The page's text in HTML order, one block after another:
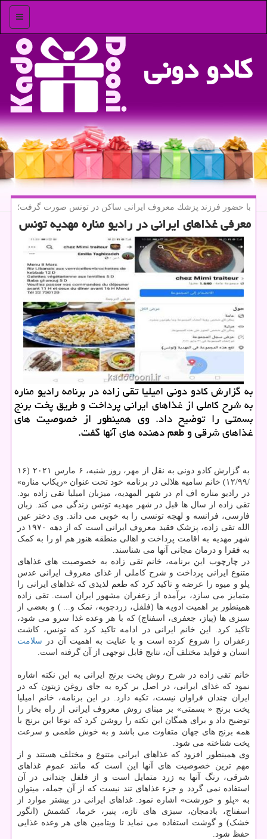
منو
كادو دونی
با حضور فرزند پزشك معروف ایرانی ساكن در تونس صورت گرفت؛
معرفی غذاهای ایرانی در رادیو مناره مهدیه تونس
به گزارش کادو دونی امیلیا تقی زاده در برنامه رادیو مناره
به شرح کاملی از غذاهای ایرانی پرداخت و طریق پخت برنج
بسمتی را توضیح داد. وی همینطور از خصوصیت های
غذاهای شرقی و طعم دهنده های آنها گفت.
به گزارش کادو دونی به نقل از مهر، روز شنبه، ۶ مارس ۲۰۲۱ (۱۶
/۱۲/۹۹) خانم سامیه هلالی در برنامه خود تحت عنوان «ریکاب مناره»
در رادیو مناره اف ام در شهر المهدیه، میزبان امیلیا تقی زاده بود.
تقی زاده از سال ها قبل در شهر مهدیه تونس زندگی می کند. زبان
فارسی، فرانسه و لهجه تونسی را به خوبی می داند. وی دختر عین
الله تقی زاده، پزشک فقید معروف ایرانی است که از دهه ۱۹۷۰ در
شهر مهدیه به اقامت پرداخت و اهالی منطقه هنوز هم او را به کمک
به فقرا و درمان مجانی آنها می شناسند.
در چارچوب این برنامه، خانم تقی زاده به خصوصیت های غذاهای
متنوع ایرانی پرداخت و شرح کاملی از غذای معروف ایرانی عدس
پلو و میوه را عرضه و تاکید کرد که طعم لذیذی که غذاهای ایرانی را
متمایز می سازد، برآمده از زعفران مشهور ایران است. تقی زاده
همینطور بر اهمیت ادویه ها (فلفل، زردچوبه، نمک و... ) و بعضی از
سبزی ها (پیاز، جعفری، اسفناج) که با هر وعده غذا سرو می شود،
تاکید کرد. این خانم ایرانی در ادامه تاکید کرد که تونس، کاشت
زعفران را شروع کرده است و با عنایت به اهمیت آن در سلامت
انسان و فواید مختلف آن، نتایج قابل توجهی از آن گرفته است.
خانم تقی زاده در شرح روش پخت برنج ایرانی به این نکته اشاره
نمود که غذای ایرانی، در اصل بر کره به جای روغن زیتون که در
ایران چندان فراوان نیست، تکیه دارد. در این برنامه، خانم امیلیا
پخت برنج « بسمتی» بر مبنای روش معروف ایرانی از راه بخار را
توضیح داد و برای همگان این نکته را روشن کرد که نوعا این برنج با
همه برنج های جهان متفاوت می باشد و به خوش طعمی و سرعت
پخت شناخته می شود.
وی همینطور افزود که غذاهای ایرانی متنوع و مختلف هستند و از
مهم ترین خصوصیت های آنها این است که مانند عموم غذاهای
شرقی، رنگ آنها به زرد متمایل است و از فلفل چندانی در آن
استفاده نمی گردد و جزء غذاهای تند نیست که از آن جمله، میتوان
به «پلو و خورشت» اشاره نمود. غذاهای ایرانی در بیشتر موارد از
اسفناج، بادمجان، سبزی های تازه، پنیر، خرما، کشمش (انگور
خشک) و گوشت استفاده می نماید تا ویتامین های هر وعده غذایی
حفظ شود.